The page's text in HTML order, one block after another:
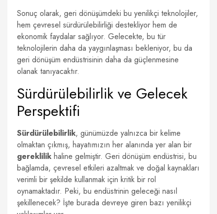
Sonuç olarak, geri dönüşümdeki bu yenilikçi teknolojiler,
hem çevresel sürdürülebilirliği destekliyor hem de
ekonomik faydalar sağlıyor. Gelecekte, bu tür
teknolojilerin daha da yaygınlaşması bekleniyor, bu da
geri dönüşüm endüstrisinin daha da güçlenmesine
olanak tanıyacaktır.
Sürdürülebilirlik ve Gelecek
Perspektifi
Sürdürülebilirlik, günümüzde yalnızca bir kelime
olmaktan çıkmış, hayatımızın her alanında yer alan bir
gereklilik haline gelmiştir. Geri dönüşüm endüstrisi, bu
bağlamda, çevresel etkileri azaltmak ve doğal kaynakları
verimli bir şekilde kullanmak için kritik bir rol
oynamaktadır. Peki, bu endüstrinin geleceği nasıl
şekillenecek? İşte burada devreye giren bazı yenilikçi